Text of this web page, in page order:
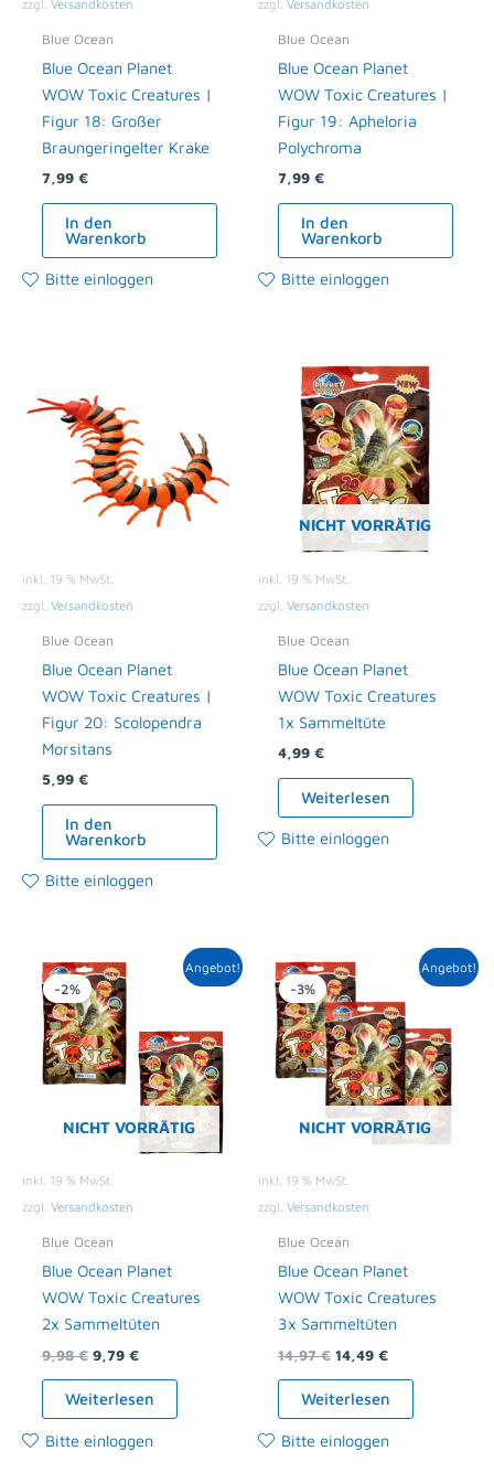
zzgl. Versandkosten
Blue Ocean
Blue Ocean Planet
WOW Toxic Creatures |
Figur 18: Großer
Braungeringelter Krake
7,99 €
In den
Warenkorb
Bitte einloggen
zzgl. Versandkosten
Blue Ocean
Blue Ocean Planet
WOW Toxic Creatures |
Figur 19: Apheloria
Polychroma
7,99 €
In den
Warenkorb
Bitte einloggen
inkl. 19 % MwSt.
zzgl. Versandkosten
Blue Ocean
Blue Ocean Planet
WOW Toxic Creatures |
Figur 20: Scolopendra
Morsitans
5,99 €
In den
Warenkorb
Bitte einloggen
NICHT VORRÄTIG
inkl. 19 % MwSt.
zzgl. Versandkosten
Blue Ocean
Blue Ocean Planet
WOW Toxic Creatures
1x Sammeltüte
4,99 €
Weiterlesen
Bitte einloggen
Angebot!
NICHT VORRÄTIG
-2%
inkl. 19 % MwSt.
zzgl. Versandkosten
Blue Ocean
Blue Ocean Planet
WOW Toxic Creatures
2x Sammeltüten
9,98€
Ursprünglicher
Preis
war:
9,98 €
9,79 €
Aktueller
Weiterlesen
Bitte einloggen
Angebot!
NICHT VORRÄTIG
-3%
inkl. 19 % MwSt.
zzgl. Versandkosten
Blue Ocean
Blue Ocean Planet
WOW Toxic Creatures
3x Sammeltüten
14,97€
Ursprünglicher
Preis
war:
14,97 €
14,49 €
Aktueller
Preis
ist:
14,49 €.
Weiterlesen
Bitte einloggen